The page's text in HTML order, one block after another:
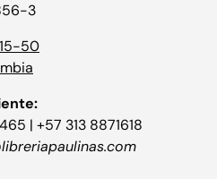
3
15-50
| +57 313 8871618